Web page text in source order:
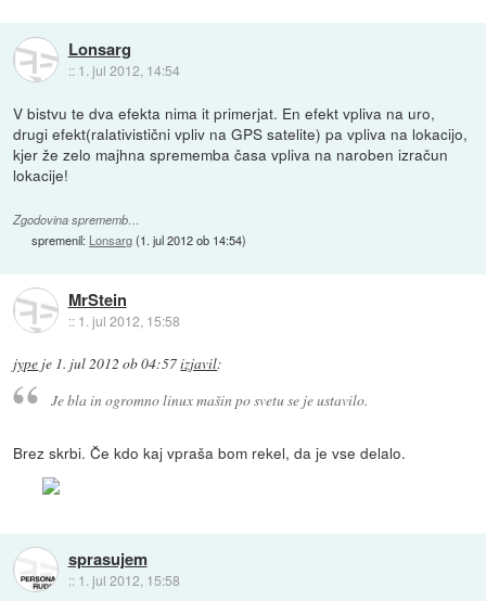
Lonsarg
:: 1. jul 2012, 14:54
V bistvu te dva efekta nima it primerjat. En efekt vpliva na uro,
drugi efekt(ralativistični vpliv na GPS satelite) pa vpliva na lokacijo,
kjer že zelo majhna sprememba časa vpliva na naroben izračun
lokacije!
Zgodovina sprememb…
spremenil: Lonsarg(1. jul 2012 ob 14:54)
MrStein
:: 1. jul 2012, 15:58
jype je 1. jul 2012 ob 04:57izjavil:
Je bla in ogromno linux mašin po svetu se je ustavilo.
Brez skrbi. Če kdo kaj vpraša bom rekel, da je vse delalo.
sprasujem
:: 1. jul 2012, 15:58